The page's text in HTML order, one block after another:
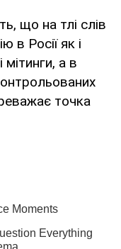
що на тлі слів
в Росії як і
а в
точка